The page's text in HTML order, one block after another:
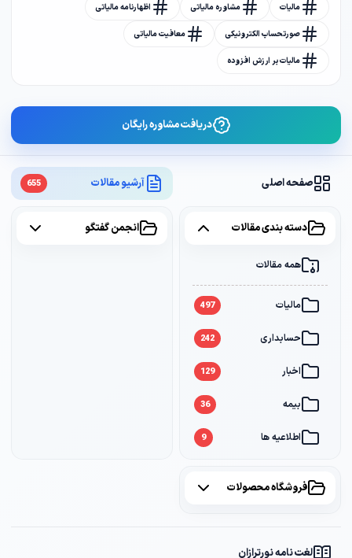
صفحه اصلی آرشیو مقالات 655
دسته بندی مقالات
همه مقالات
مالیات 497
حسابداری 242
اخبار 129
بیمه 36
اطلاعیه ها 9
انجمن گفتگو
فروشگاه محصولات
لغت نامه نورترازان
مالیات مشاوره مالیاتی اظهارنامه مالیاتی
صورتحساب الکترونیکی معافیت مالیاتی
مالیات بر ارزش افزوده
دریافت مشاوره رایگان